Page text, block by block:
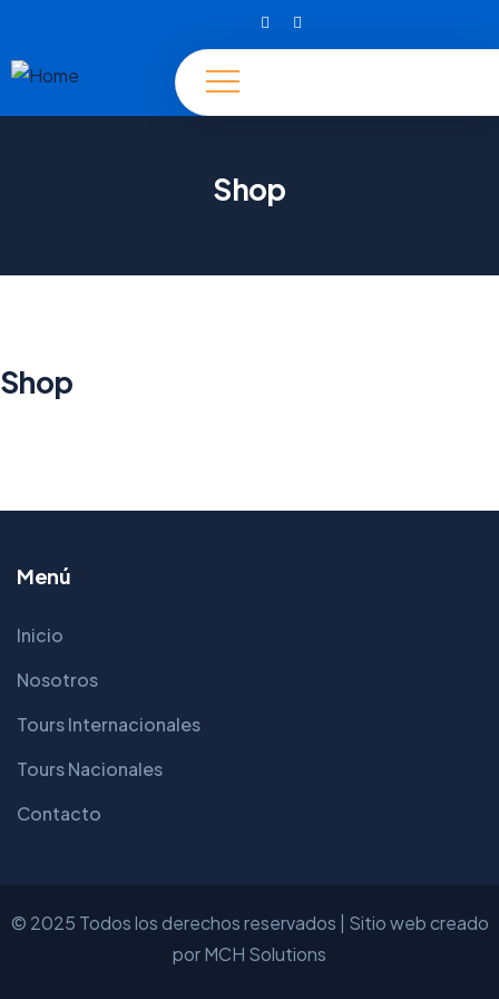
Shop
Shop
Menú
Inicio
Nosotros
Tours Internacionales
Tours Nacionales
Contacto
© 2025 Todos los derechos reservados | Sitio web creado
porMCH Solutions